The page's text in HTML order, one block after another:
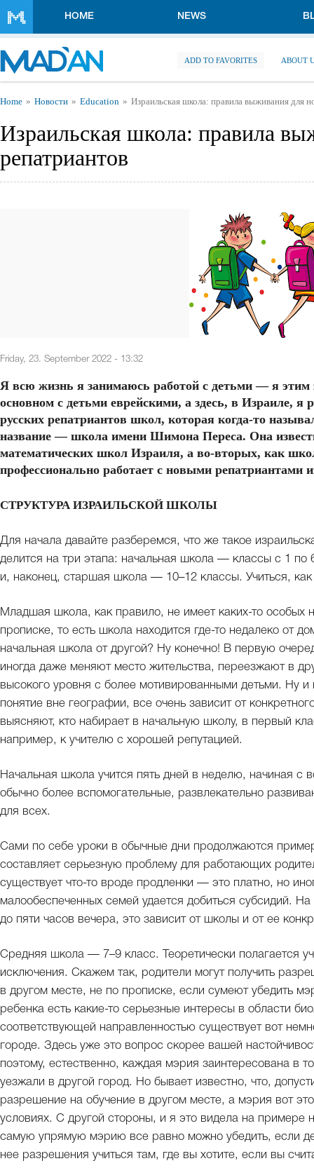
HOME NEWS
ADD TO FAVORITES ABOUT
You are here
Home Новости Education Израильская школа: правила выживания для
Израильская школа: правила
репатриантов
Friday, 23. September 2022 - 13:32
Я всю жизнь я занимаюсь работой с детьми — я этим
основном с детьми еврейскими, а здесь, в Израиле, я
русских репатриантов школ, которая когда-то
название — школа имени Шимона Переса. Она
математических школ Израиля, а во-вторых, как
профессионально работает с новыми репатриантами
СТРУКТУРА ИЗРАИЛЬСКОЙ ШКОЛЫ
Для начала давайте разберемся, что же такое
делится на три этапа: начальная школа — классы с 1
и, наконец, старшая школа — 10–12 классы. Учиться,
Младшая школа, как правило, не имеет каких-то особых
прописке, то есть школа находится где-то недалеко от
начальная школа от другой? Ну конечно! В первую
иногда даже меняют место жительства, переезжают в
высокого уровня с более мотивированными детьми. Ну
понятие вне географии, все очень зависит от
выясняют, кто набирает в начальную школу, в первый
например, к учителю с хорошей репутацией.
Начальная школа учится пять дней в неделю, начиная с
обычно более вспомогательные, развлекательно
для всех.
Сами по себе уроки в обычные дни продолжаются
составляет серьезную проблему для работающих
существует что-то вроде продленки — это платно, но
малообеспеченных семей удается добиться субсидий.
до пяти часов вечера, это зависит от школы и от ее
Средняя школа — 7–9 класс. Теоретически полагается
исключения. Скажем так, родители могут получить
в другом месте, не по прописке, если сумеют убедить
ребенка есть какие-то серьезные интересы в области
соответствующей направленностью существует вот
городе. Здесь уже это вопрос скорее вашей
поэтому, естественно, каждая мэрия заинтересована в
уезжали в другой город. Но бывает известно, что,
разрешение на обучение в другом месте, а мэрия вот
условиях. С другой стороны, и я это видела на примере
самую упрямую мэрию все равно можно убедить, если
нее разрешения учиться там, где вы хотите, если вы